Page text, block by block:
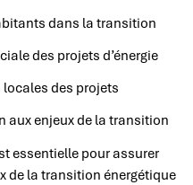
dans la transition
des projets d’énergie
des projets
aux enjeux de la transition
essentielle pour assurer
de la transition énergétique